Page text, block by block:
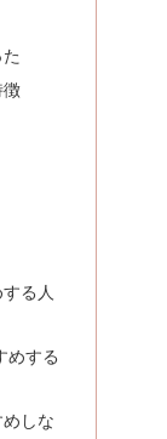
徴
る人
めする
しな